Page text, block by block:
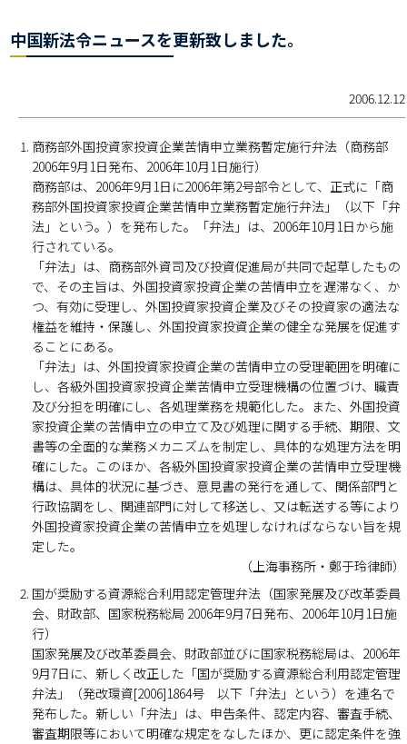
中国新法令ニュースを更新致しました。
2006.12.12
商務部外国投資家投資企業苦情申立業務暫定施行弁法（商務部
2006年9月1日発布、2006年10月1日施行）
商務部は、2006年9月1日に2006年第2号部令として、正式に「商
務部外国投資家投資企業苦情申立業務暫定施行弁法」（以下「弁
法」という。）を発布した。「弁法」は、2006年10月1日から施
行されている。
「弁法」は、商務部外資司及び投資促進局が共同で起草したもの
で、その主旨は、外国投資家投資企業の苦情申立を遅滞なく、か
つ、有効に受理し、外国投資家投資企業及びその投資家の適法な
権益を維持・保護し、外国投資家投資企業の健全な発展を促進す
ることにある。
「弁法」は、外国投資家投資企業の苦情申立の受理範囲を明確に
し、各級外国投資家投資企業苦情申立受理機構の位置づけ、職責
及び分担を明確にし、各処理業務を規範化した。また、外国投資
家投資企業の苦情申立の申立て及び処理に関する手続、期限、文
書等の全面的な業務メカニズムを制定し、具体的な処理方法を明
確にした。このほか、各級外国投資家投資企業の苦情申立受理機
構は、具体的状況に基づき、意見書の発行を通して、関係部門と
行政協調をし、関連部門に対して移送し、又は転送する等により
外国投資家投資企業の苦情申立を処理しなければならない旨を規
定した。
（上海事務所・鄭于玲律師）
国が奨励する資源総合利用認定管理弁法（国家発展及び改革委員
会、財政部、国家税務総局 2006年9月7日発布、2006年10月1日施
行）
国家発展及び改革委員会、財政部並びに国家税務総局は、2006年
9月7日に、新しく改正した「国が奨励する資源総合利用認定管理
弁法」（発改環資[2006]1864号 以下「弁法」という）を連名で
発布した。新しい「弁法」は、申告条件、認定内容、審査手続、
審査期限等において明確な規定をなしたほか、更に認定条件を強